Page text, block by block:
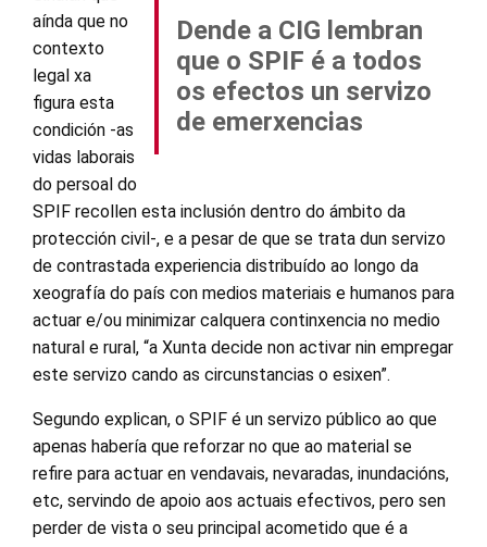
Dende a CIG lembran
que o SPIF é a todos
os efectos un servizo
de emerxencias
aínda que no
contexto
legal xa
figura esta
condición -as
vidas laborais
do persoal do
SPIF recollen esta inclusión dentro do ámbito da
protección civil-, e a pesar de que se trata dun servizo
de contrastada experiencia distribuído ao longo da
xeografía do país con medios materiais e humanos para
actuar e/ou minimizar calquera continxencia no medio
natural e rural, “a Xunta decide non activar nin empregar
este servizo cando as circunstancias o esixen”.
Segundo explican, o SPIF é un servizo público ao que
apenas habería que reforzar no que ao material se
refire para actuar en vendavais, nevaradas, inundacións,
etc, servindo de apoio aos actuais efectivos, pero sen
perder de vista o seu principal acometido que é a